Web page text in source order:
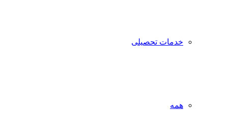
خدمات تحصیلی
همه